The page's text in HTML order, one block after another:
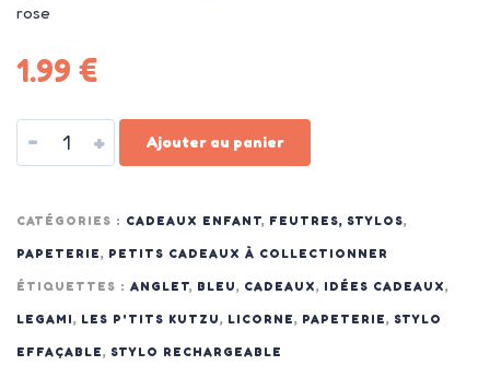
rose
1.99 €
- + Ajouter au panier
CATÉGORIES : CADEAUX ENFANT, FEUTRES, STYLOS,
PAPETERIE, PETITS CADEAUX À COLLECTIONNER
ÉTIQUETTES : ANGLET, BLEU, CADEAUX, IDÉES CADEAUX,
LEGAMI, LES P'TITS KUTZU, LICORNE, PAPETERIE, STYLO
EFFAÇABLE, STYLO RECHARGEABLE